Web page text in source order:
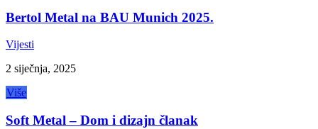
Bertol Metal na BAU Munich 2025.
Vijesti
2 siječnja, 2025
Više
Soft Metal – Dom i dizajn članak